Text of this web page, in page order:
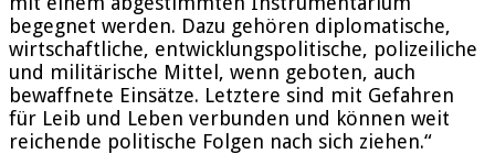
begegnet werden. Dazu gehören diplomatische,
wirtschaftliche, entwicklungspolitische, polizeiliche
und militärische Mittel, wenn geboten, auch
bewaffnete Einsätze. Letztere sind mit Gefahren
für Leib und Leben verbunden und können weit
reichende politische Folgen nach sich ziehen.“